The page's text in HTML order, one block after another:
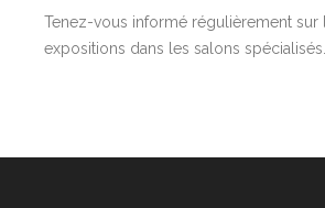
Tenez-vous informé régulièrement sur
expositions dans les salons spécialisés.